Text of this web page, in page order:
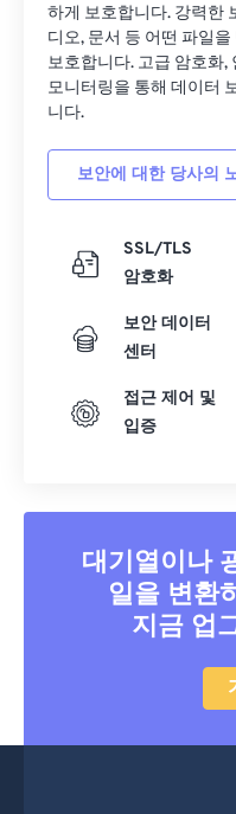
하게 보호합니다. 강력한
디오, 문서 등 어떤 파일
보호합니다. 고급 암호화,
모니터링을 통해 데이터
니다.
보안에 대한 당사의
SSL/TLS
암호화
보안 데이터
센터
접근 제어 및
입증
대기열이나
일을 변환
지금 업